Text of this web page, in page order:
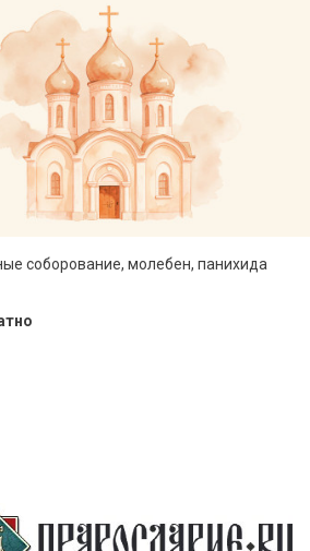
соборование, молебен, панихида